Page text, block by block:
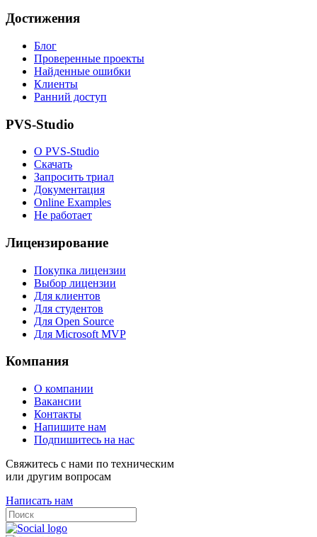
Достижения
Блог
Проверенные проекты
Найденные ошибки
Клиенты
Ранний доступ
PVS-Studio
О PVS-Studio
Скачать
Запросить триал
Документация
Online Examples
Не работает
Лицензирование
Покупка лицензии
Выбор лицензии
Для клиентов
Для студентов
Для Open Source
Для Microsoft MVP
Компания
О компании
Вакансии
Контакты
Напишите нам
Подпишитесь на нас
Свяжитесь с нами по техническим
или другим вопросам
Написать нам